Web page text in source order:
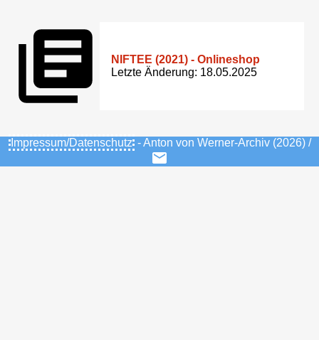
NIFTEE (2021) - Onlineshop
Letzte Änderung: 18.05.2025
Impressum/Datenschutz - Anton von Werner-Archiv (2026) /